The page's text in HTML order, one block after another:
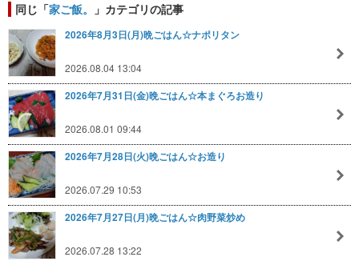
同じ「家ご飯。 」カテゴリの記事
2026年8月3日(月)晩ごはん☆ナポリタン
2026.08.04 13:04
2026年7月31日(金)晩ごはん☆本まぐろお造り
2026.08.01 09:44
2026年7月28日(火)晩ごはん☆お造り
2026.07.29 10:53
2026年7月27日(月)晩ごはん☆肉野菜炒め
2026.07.28 13:22